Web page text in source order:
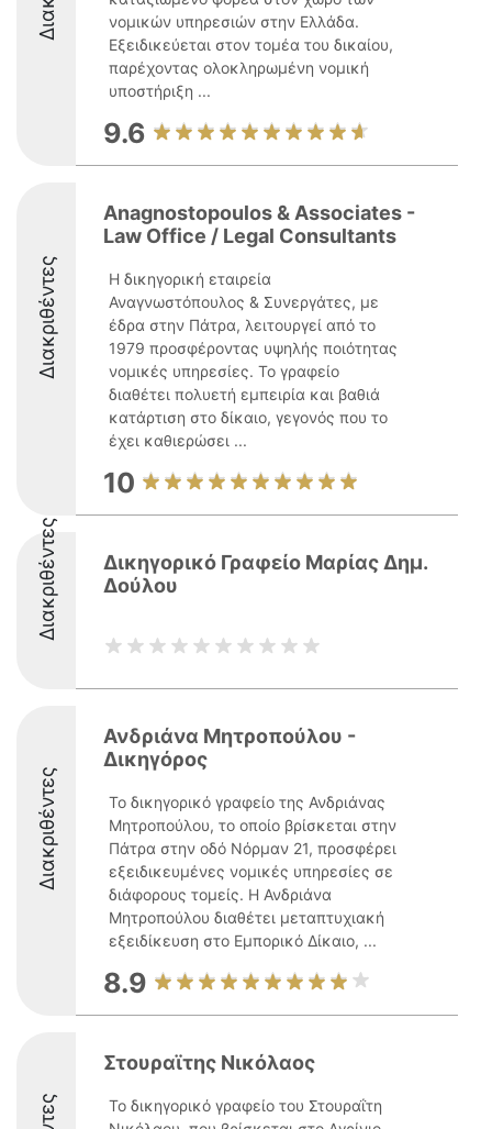
νομικών υπηρεσιών στην Ελλάδα.
Εξειδικεύεται στον τομέα του δικαίου,
παρέχοντας ολοκληρωμένη νομική
υποστήριξη ...
9.6
Διακριθέντες
Anagnostopoulos & Associates -
Law Office / Legal Consultants
Η δικηγορική εταιρεία
Αναγνωστόπουλος & Συνεργάτες, με
έδρα στην Πάτρα, λειτουργεί από το
1979 προσφέροντας υψηλής ποιότητας
νομικές υπηρεσίες. Το γραφείο
διαθέτει πολυετή εμπειρία και βαθιά
κατάρτιση στο δίκαιο, γεγονός που το
έχει καθιερώσει ...
10
Διακριθέντες
Δικηγορικό Γραφείο Μαρίας Δημ.
Δούλου
Διακριθέντες
Ανδριάνα Μητροπούλου -
Δικηγόρος
Το δικηγορικό γραφείο της Ανδριάνας
Μητροπούλου, το οποίο βρίσκεται στην
Πάτρα στην οδό Νόρμαν 21, προσφέρει
εξειδικευμένες νομικές υπηρεσίες σε
διάφορους τομείς. Η Ανδριάνα
Μητροπούλου διαθέτει μεταπτυχιακή
εξειδίκευση στο Εμπορικό Δίκαιο, ...
8.9
Στουραϊτης Νικόλαος
Το δικηγορικό γραφείο του Στουραΐτη